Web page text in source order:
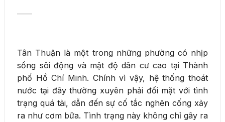
Tân Thuận là một trong những phường có nhịp
sống sôi động và mật độ dân cư cao tại Thành
phố Hồ Chí Minh. Chính vì vậy, hệ thống thoát
nước tại đây thường xuyên phải đối mặt với tình
trạng quá tải, dẫn đến sự cố tắc nghẽn cống xảy
ra như cơm bữa. Tình trạng này không chỉ gây ra